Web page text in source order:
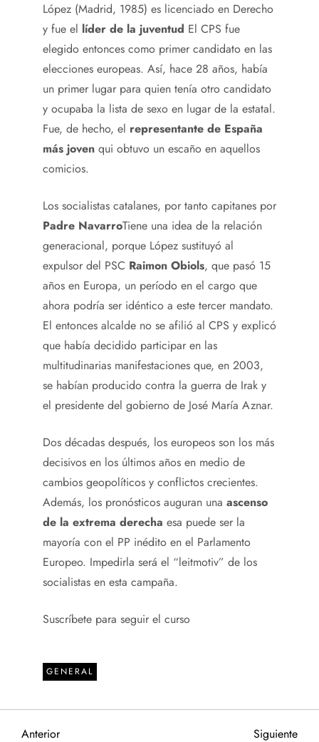
López (Madrid, 1985) es licenciado en Derecho
y fue el líder de la juventud El CPS fue
elegido entonces como primer candidato en las
elecciones europeas. Así, hace 28 años, había
un primer lugar para quien tenía otro candidato
y ocupaba la lista de sexo en lugar de la estatal.
Fue, de hecho, el representante de España
más joven qui obtuvo un escaño en aquellos
comicios.
Los socialistas catalanes, por tanto capitanes por
Padre NavarroTiene una idea de la relación
generacional, porque López sustituyó al
expulsor del PSC Raimon Obiols, que pasó 15
años en Europa, un período en el cargo que
ahora podría ser idéntico a este tercer mandato.
El entonces alcalde no se afilió al CPS y explicó
que había decidido participar en las
multitudinarias manifestaciones que, en 2003,
se habían producido contra la guerra de Irak y
el presidente del gobierno de José María Aznar.
Dos décadas después, los europeos son los más
decisivos en los últimos años en medio de
cambios geopolíticos y conflictos crecientes.
Además, los pronósticos auguran una ascenso
de la extrema derecha esa puede ser la
mayoría con el PP inédito en el Parlamento
Europeo. Impedirla será el “leitmotiv” de los
socialistas en esta campaña.
Suscríbete para seguir el curso
GENERAL
Entrada
Anterior Siguiente